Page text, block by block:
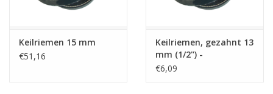
Keilriemen 15 mm
€51,16
Keilriemen, gezahnt 13
mm (1/2") -
€6,09